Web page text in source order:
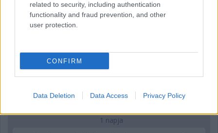
related to security, including authentication
functionality and fraud prevention, and other
user protection.
CONFIRM
Data Deletion Data Access Privacy Policy
1 napja